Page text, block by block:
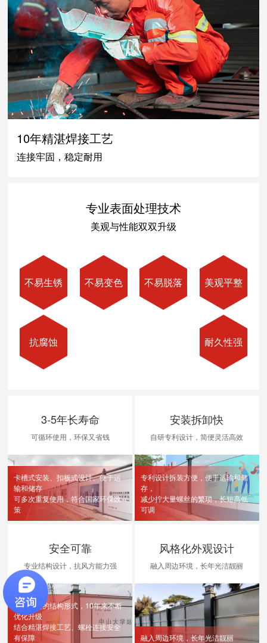
10年精湛焊接工艺
连接牢固，稳定耐用
专业表面处理技术
美观与性能双双升级
不易生锈 不易变色 不易脱落 美观平整
抗腐蚀 耐久性强
3-5年长寿命
可循环使用，环保又省钱
卡槽式安装、扣板式设计、便于运
输和储存
可多次重复使用，符合国家环保政
策
安装拆卸快
自研专利设计，简便灵活高效
专利设计拆装方便，便于运输和储
存，
减少拧大量螺丝的繁琐，长短高低
可调
安全可靠
专业结构设计，抗风方能力强
可靠度高的结构形式，10年来不断
优化升级
结合精湛焊接工艺、螺栓连接安全
有保障
风格化外观设计
融入周边环境，长年光洁靓丽
融入周边环境，长年光洁靓丽